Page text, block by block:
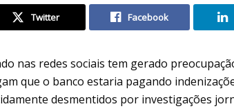
Twitter Facebook
nas redes sociais tem gerado
que o banco estaria pagando
desmentidos por investigações